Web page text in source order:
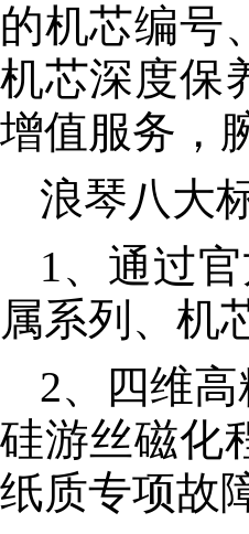
的机芯编号
机芯深度保
增值服务，
浪琴八大
1、通过
属系列、机
2、四维
硅游丝磁化
纸质专项故